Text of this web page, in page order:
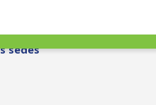
sedes